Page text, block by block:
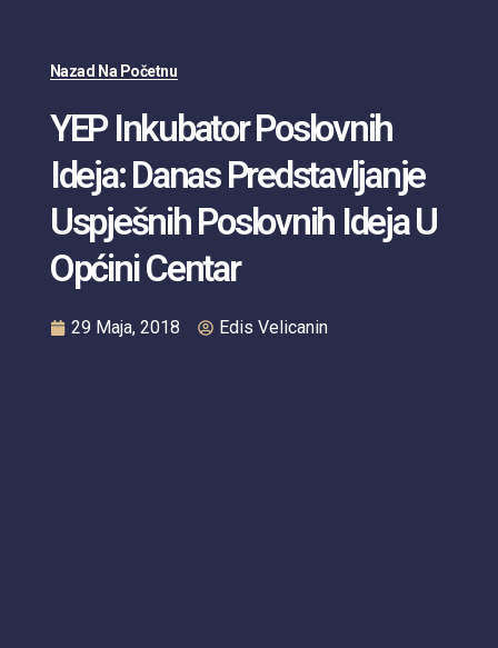
Nazad Na Početnu
YEP Inkubator Poslovnih
Ideja: Danas Predstavljanje
Uspješnih Poslovnih Ideja U
Općini Centar
29 Maja, 2018 Edis Velicanin